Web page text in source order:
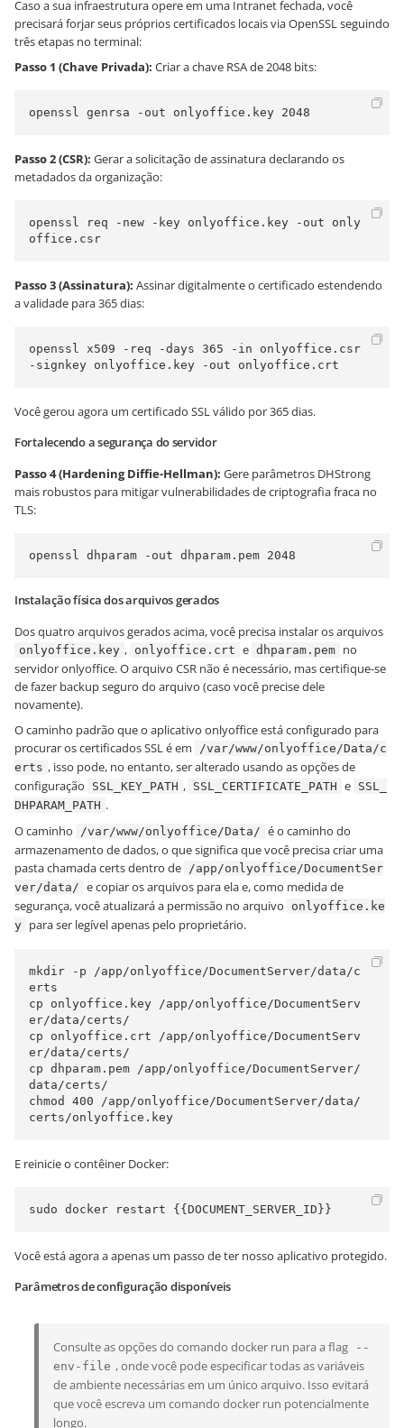
Caso a sua infraestrutura opere em uma Intranet fechada, você
precisará forjar seus próprios certificados locais via OpenSSL seguindo
três etapas no terminal:
Passo 1 (Chave Privada): Criar a chave RSA de 2048 bits:
openssl genrsa -out onlyoffice.key 2048
Passo 2 (CSR): Gerar a solicitação de assinatura declarando os
metadados da organização:
openssl req -new -key onlyoffice.key -out only
office.csr
Passo 3 (Assinatura): Assinar digitalmente o certificado estendendo
a validade para 365 dias:
openssl x509 -req -days 365 -in onlyoffice.csr
-signkey onlyoffice.key -out onlyoffice.crt
Você gerou agora um certificado SSL válido por 365 dias.
Fortalecendo a segurança do servidor
Passo 4 (Hardening Diffie-Hellman): Gere parâmetros DHStrong
mais robustos para mitigar vulnerabilidades de criptografia fraca no
TLS:
openssl dhparam -out dhparam.pem 2048
Instalação física dos arquivos gerados
Dos quatro arquivos gerados acima, você precisa instalar os arquivos
onlyoffice.key , onlyoffice.crt e dhparam.pem no
servidor onlyoffice. O arquivo CSR não é necessário, mas certifique-se
de fazer backup seguro do arquivo (caso você precise dele
novamente).
O caminho padrão que o aplicativo onlyoffice está configurado para
procurar os certificados SSL é em
/var/www/onlyoffice/Data/c
erts , isso pode, no entanto, ser alterado usando as opções de
configuração
SSL_KEY_PATH , SSL_CERTIFICATE_PATH e SSL_
DHPARAM_PATH .
O caminho
/var/www/onlyoffice/Data/ é o caminho do
armazenamento de dados, o que significa que você precisa criar uma
pasta chamada certs dentro de /app/onlyoffice/DocumentSer
ver/data/ e copiar os arquivos para ela e, como medida de
segurança, você atualizará a permissão no arquivo
onlyoffice.ke
y para ser legível apenas pelo proprietário.
mkdir -p /app/onlyoffice/DocumentServer/data/c
erts
cp onlyoffice.key /app/onlyoffice/DocumentServ
er/data/certs/
cp onlyoffice.crt /app/onlyoffice/DocumentServ
er/data/certs/
cp dhparam.pem /app/onlyoffice/DocumentServer/
data/certs/
chmod 400 /app/onlyoffice/DocumentServer/data/
E reinicie o contêiner Docker:
Você está agora a apenas um passo de ter nosso aplicativo protegido.
Parâmetros de configuração disponíveis
Consulte as opções do comando docker run para a flag
--
env-file , onde você pode especificar todas as variáveis
de ambiente necessárias em um único arquivo. Isso evitará
que você escreva um comando docker run potencialmente
longo.